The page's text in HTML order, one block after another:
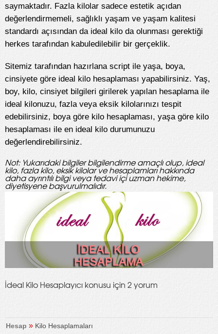
saymaktadır. Fazla kilolar sadece estetik açıdan
değerlendirmemeli, sağlıklı yaşam ve yaşam kalitesi
standardı açısından da ideal kilo da olunması gerektiği
herkes tarafından kabuledilebilir bir gerçeklik.
Sitemiz tarafından hazırlana script ile yaşa, boya,
cinsiyete göre ideal kilo hesaplaması yapabilirsiniz. Yaş,
boy, kilo, cinsiyet bilgileri girilerek yapılan hesaplama ile
ideal kilonuzu, fazla veya eksik kilolarınızı tespit
edebilirsiniz, boya göre kilo hesaplaması, yaşa göre kilo
hesaplaması ile en ideal kilo durumunuzu
değerlendirebilirsiniz.
Not: Yukarıdaki bilgiler bilgilendirme amaçlı olup, ideal
kilo, fazla kilo, eksik kilolar ve hesaplamları hakkında
daha ayrıntılı bilgi veya tedavi içi uzman hekime,
diyetisyene başvurulmalıdır.
İdeal Kilo Hesaplayıcı konusu için 2 yorum
Hesap » Kilo Hesaplamaları